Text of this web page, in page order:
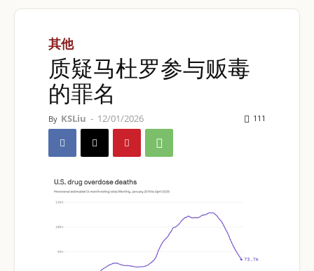
其他
质疑马杜罗参与贩毒
的罪名
By KSLiu - 12/01/2026 111